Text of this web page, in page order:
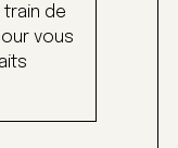
de
vous